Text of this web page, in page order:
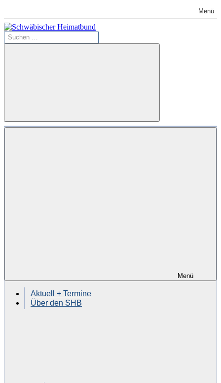
Inhalt
springen
Menü
Schwäbischer
Suchen
nach:
Suchen
Menü
Aktuell + Termine
Über den SHB